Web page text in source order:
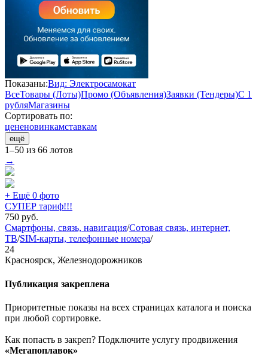
Показаны:Вид: Электросамокат
ВсеТовары (Лоты)Промо (Объявления)Заявки (Тендеры)С 1
рубляМагазины
Сортировать по:
цененовинкамставкам
ещё
1–50 из 66 лотов
→
+ Ещё 0 фото
СУПЕР тариф!!!
750 руб.
Смартфоны, связь, навигация/Сотовая связь, интернет,
ТВ/SIM-карты, телефонные номера/
24
Красноярск, Железнодорожников
Публикация закреплена
Приоритетные показы на всех страницах каталога и поиска
при любой сортировке.
Как попасть в закреп? Подключите услугу продвижения
«Мегапоплавок»